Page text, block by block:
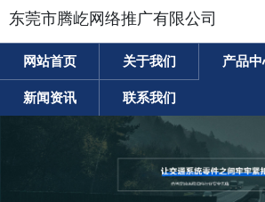
东莞市腾屹网络推广有限公司
网站首页 关于我们 产品
新闻资讯 联系我们